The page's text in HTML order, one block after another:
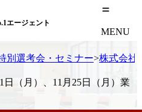
エージェント
MENU
別選考会・セミナー>株式会社
（月）、11月25日（月）業